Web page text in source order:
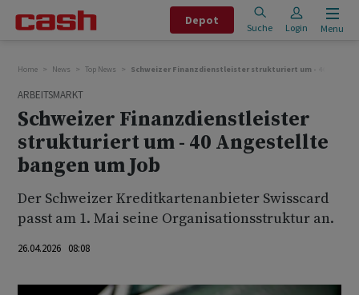
Depot
Suche Login Menu
Home News Top News Schweizer Finanzdienstleister strukturiert um - 40
ARBEITSMARKT
Schweizer Finanzdienstleister
strukturiert um - 40 Angestellte
bangen um Job
Der Schweizer Kreditkartenanbieter Swisscard
passt am 1. Mai seine Organisationsstruktur an.
26.04.2026 08:08